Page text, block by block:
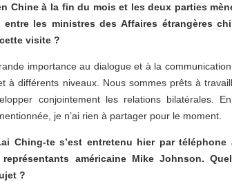
Chine à la fin du mois et les deux parties
les ministres des Affaires étrangères
visite ?
importance au dialogue et à la
à différents niveaux. Nous sommes prêts à
conjointement les relations bilatérales.
je n’ai rien à partager pour le moment.
Ching-te s’est entretenu hier par téléphone
américaine Mike Johnson.
?